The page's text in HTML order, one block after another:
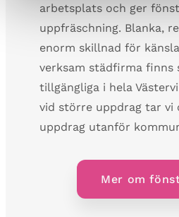
arbetsplats och ger
uppfräschning. Blanka,
enorm skillnad för
verksam städfirma finns
tillgängliga i hela
vid större uppdrag tar vi
uppdrag utanför
Mer om